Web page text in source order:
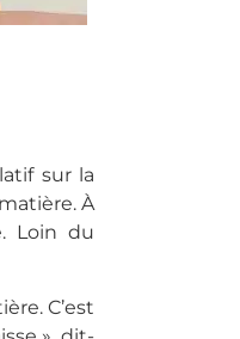
sur la
À
Loin du
C’est